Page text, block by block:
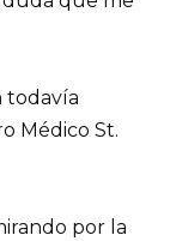
todavía
Médico St.
por la